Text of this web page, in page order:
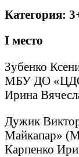
Категория:
I место
Зубенко
МБУ ДО «ЦДО
Ирина
Дужик
Майкапар»
Карпенко